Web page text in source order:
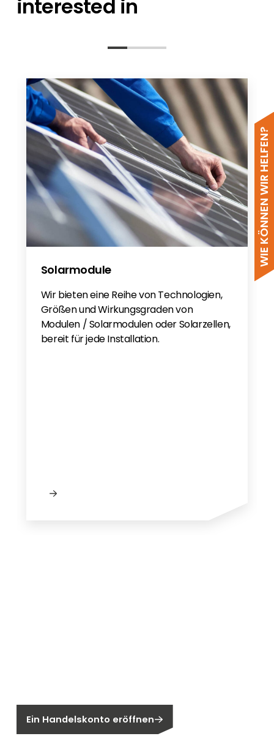
WIE KÖNNEN WIR HELFEN?
Checklist Solid Brick Concrete - EN
interested in
Solarmodule
Wir bieten eine Reihe von Technologien,
Größen und Wirkungsgraden von
Modulen / Solarmodulen oder Solarzellen,
bereit für jede Installation.
Ein Handelskonto eröffnen